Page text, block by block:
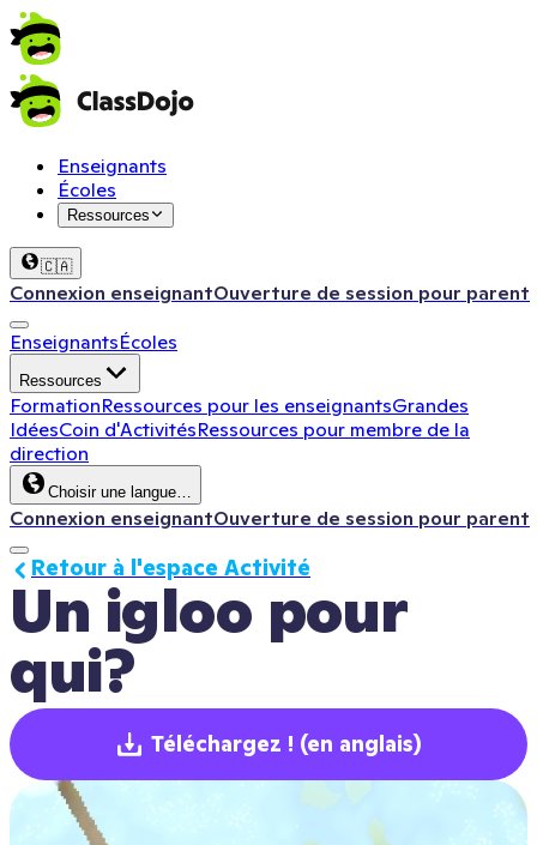
Enseignants
Écoles
Ressources
🇨🇦
Connexion enseignantOuverture de session pour parent
EnseignantsÉcoles
Ressources
FormationRessources pour les enseignantsGrandes
IdéesCoin d'ActivitésRessources pour membre de la
direction
Choisir une langue…
Connexion enseignantOuverture de session pour parent
Un igloo pour
qui?
Retour à l'espace Activité
Téléchargez ! (en anglais)